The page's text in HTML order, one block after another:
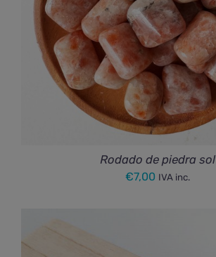
Rodado de piedra sol
€7,00 IVA inc.